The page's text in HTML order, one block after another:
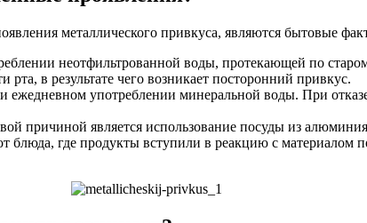
металлического привкуса, являются бытовые
неотфильтрованной воды, протекающей по
в результате чего возникает посторонний привкус.
ежедневном употреблении минеральной воды. При
причиной является использование посуды из
блюда, где продукты вступили в реакцию с